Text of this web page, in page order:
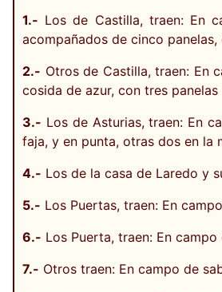
1.- Los de Castilla, traen: En
acompañados de cinco
2.- Otros de Castilla, traen: En
cosida de azur, con tres
3.- Los de Asturias, traen: En
faja, y en punta, otras dos en la
4.- Los de la casa de Laredo y
5.- Los Puertas, traen: En
6.- Los Puerta, traen: En
7.- Otros traen: En campo de